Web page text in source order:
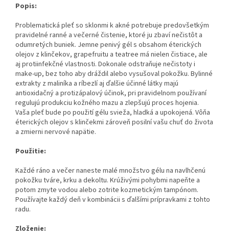
Popis:
Problematická pleť so sklonmi k akné potrebuje predovšetkým
pravidelné ranné a večerné čistenie, ktoré ju zbaví nečistôt a
odumretých buniek. Jemne penivý gél s obsahom éterických
olejov z klinčekov, grapefruitu a teatree má nielen čistiace, ale
aj protiinfekčné vlastnosti. Dokonale odstraňuje nečistoty i
make-up, bez toho aby dráždil alebo vysušoval pokožku. Bylinné
extrakty z maliníka a ríbezlí aj ďalšie účinné látky majú
antioxidačný a protizápalový účinok, pri pravidelnom používaní
regulujú produkciu kožného mazu a zlepšujú proces hojenia.
Vaša pleť bude po použití gélu svieža, hladká a upokojená. Vôňa
éterických olejov s klinčekmi zároveň posilní vašu chuť do života
a zmierni nervové napätie.
Použitie:
Každé ráno a večer naneste malé množstvo gélu na navlhčenú
pokožku tváre, krku a dekoltu. Krúživými pohybmi napeňte a
potom zmyte vodou alebo zotrite kozmetickým tampónom.
Používajte každý deň v kombinácii s ďalšími prípravkami z tohto
radu.
Zloženie: